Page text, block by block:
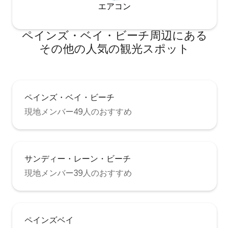
エアコン
ペインズ・ベイ・ビーチ⁠周⁠辺⁠に⁠あ⁠る
そ⁠の⁠他⁠の人⁠気⁠の観⁠光⁠ス⁠ポ⁠ッ⁠ト
ペインズ・ベイ・ビーチ
現地メンバー49人のおすすめ
サンディー・レーン・ビーチ
現地メンバー39人のおすすめ
ペインズベイ